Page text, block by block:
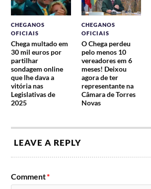
CHEGANOS
OFICIAIS
Chega multado em
30 mil euros por
partilhar
sondagem online
que lhe dava a
vitória nas
Legislativas de
2025
CHEGANOS
OFICIAIS
O Chega perdeu
pelo menos 10
vereadores em 6
meses! Deixou
agora de ter
representante na
Câmara de Torres
Novas
LEAVE A REPLY
Comment*